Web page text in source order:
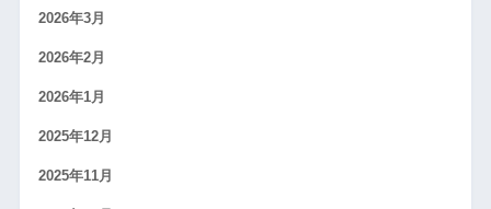
2026年3月
2026年2月
2026年1月
2025年12月
2025年11月